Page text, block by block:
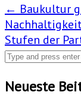
Post
navigation
← Baukultur
Stufen der
Neueste